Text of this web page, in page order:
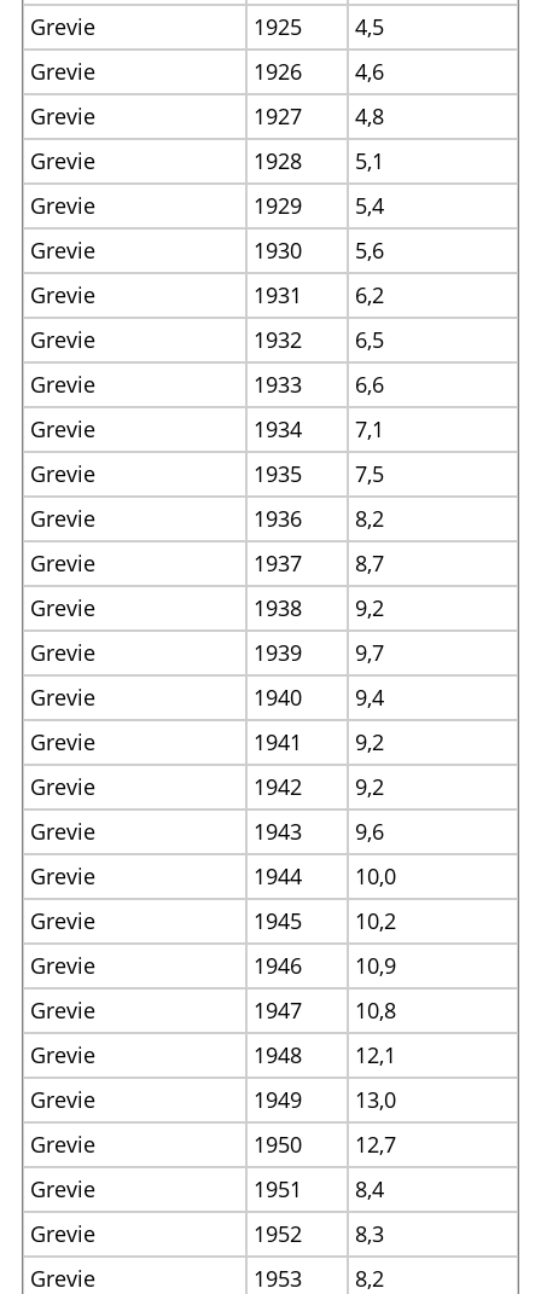
Grevie
1925
4,5
Grevie
1926
4,6
Grevie
1927
4,8
Grevie
1928
5,1
Grevie
1929
5,4
Grevie
1930
5,6
Grevie
1931
6,2
Grevie
1932
6,5
Grevie
1933
6,6
Grevie
1934
7,1
Grevie
1935
7,5
Grevie
1936
8,2
Grevie
1937
8,7
Grevie
1938
9,2
Grevie
1939
9,7
Grevie
1940
9,4
Grevie
1941
9,2
Grevie
1942
9,2
Grevie
1943
9,6
Grevie
1944
10,0
Grevie
1945
10,2
Grevie
1946
10,9
Grevie
1947
10,8
Grevie
1948
12,1
Grevie
1949
13,0
Grevie
1950
12,7
Grevie
1951
8,4
Grevie
1952
8,3
Grevie
1953 8,2